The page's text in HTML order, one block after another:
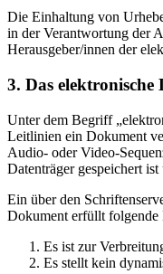
Die Einhaltung von
in der Verantwortung der
Herausgeber/innen der
3. Das elektronische
Unter dem Begriff
Leitlinien ein Dokument
Audio- oder Video-
Datenträger gespeichert
Ein über den
Dokument erfüllt folgende
Es ist zur
Es stellt kein